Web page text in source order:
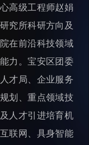
审计处
平台处
发展中心
播报
进展
高级工程师赵娟
究所科研方向及
在前沿科技领域
力。宝安区团委
才局、企业服务
划、重点领域技
人才引进培育机
联网、具身智能